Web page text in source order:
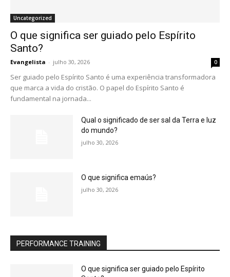
Uncategorized
O que significa ser guiado pelo Espírito
Santo?
Evangelista - julho 30, 2026 0
Ser guiado pelo Espírito Santo é uma experiência transformadora
que marca a vida do cristão. O papel do Espírito Santo é
fundamental na jornada...
Qual o significado de ser sal da Terra e luz
do mundo?
julho 30, 2026
O que significa emaús?
julho 30, 2026
PERFORMANCE TRAINING
O que significa ser guiado pelo Espírito